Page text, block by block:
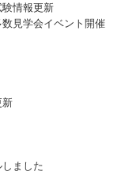
情報更新
見学会イベント開催
新
ました